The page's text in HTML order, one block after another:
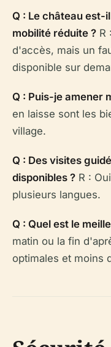
Q : Le château est-
mobilité réduite ? R
d'accès, mais un
disponible sur
Q : Puis-je amener
en laisse sont les
village.
Q : Des visites
disponibles ? R :
plusieurs langues.
Q : Quel est le
matin ou la fin
optimales et moins